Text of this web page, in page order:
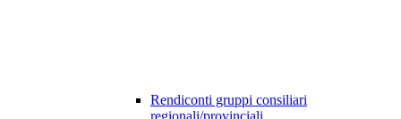
Rendiconti gruppi consiliari